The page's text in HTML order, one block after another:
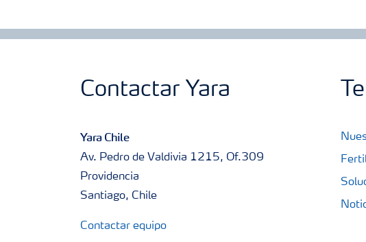
Contactar Yara
Yara Chile
Av. Pedro de Valdivia 1215, Of.309
Providencia
Santiago, Chile
Contactar equipo